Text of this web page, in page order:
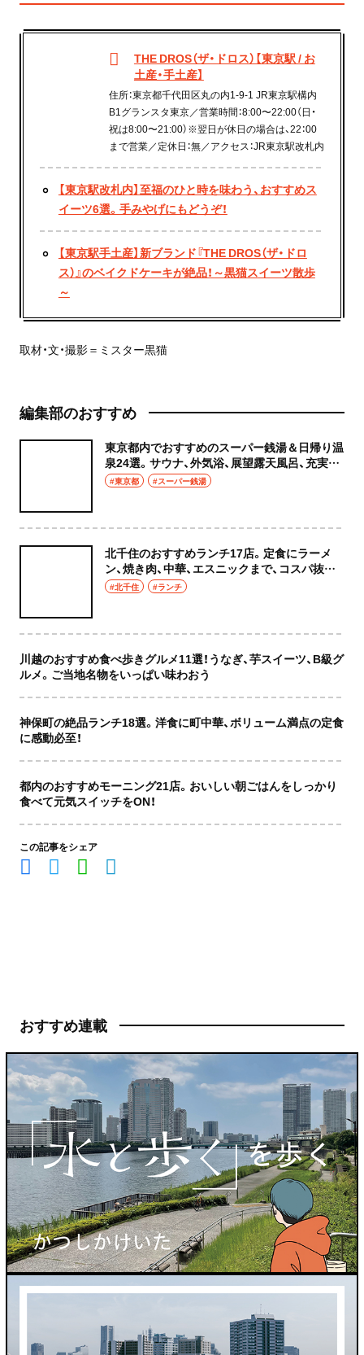
THE DROS（ザ・ドロス）【東京駅 / お
土産・手土産】
住所：東京都千代田区丸の内1-9-1 JR東京駅構内
B1グランスタ東京／営業時間：8:00〜22:00（日・
祝は8:00〜21:00）※翌日が休日の場合は、22：00
まで営業／定休日：無／アクセス：JR東京駅改札内
【東京駅改札内】至福のひと時を味わう、おすすめス
イーツ6選。手みやげにもどうぞ！
【東京駅手土産】新ブランド『THE DROS（ザ・ドロ
ス）』のベイクドケーキが絶品！～黒猫スイーツ散歩
～
取材・文・撮影＝ミスター黒猫
編集部のおすすめ
東京都内でおすすめのスーパー銭湯＆日帰り温
泉24選。サウナ、外気浴、展望露天風呂、充実の
癒やし空間へ
#東京都 #スーパー銭湯
北千住のおすすめランチ17店。定食にラーメ
ン、焼き肉、中華、エスニックまで、コスパ抜群
な店もおしゃれな店も網羅してご紹介！
#北千住 #ランチ
川越のおすすめ食べ歩きグルメ11選！うなぎ、芋スイーツ、B級グ
ルメ。ご当地名物をいっぱい味わおう
神保町の絶品ランチ18選。洋食に町中華、ボリューム満点の定食
に感動必至！
都内のおすすめモーニング21店。おいしい朝ごはんをしっかり
食べて元気スイッチをON！
この記事をシェア
おすすめ連載